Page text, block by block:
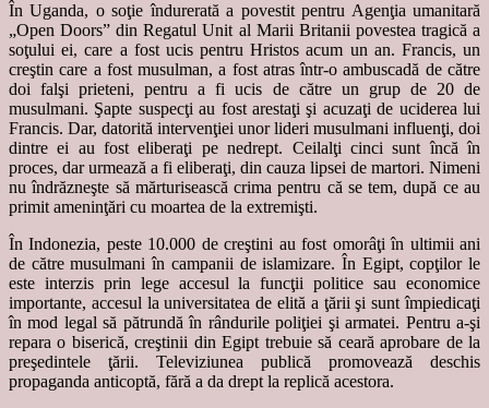
În Uganda, o soţie îndurerată a povestit pentru Agenţia umanitară
„Open Doors” din Regatul Unit al Marii Britanii povestea tragică a
soţului ei, care a fost ucis pentru Hristos acum un an. Francis, un
creştin care a fost musulman, a fost atras într-o ambuscadă de către
doi falşi prieteni, pentru a fi ucis de către un grup de 20 de
musulmani. Şapte suspecţi au fost arestaţi şi acuzaţi de uciderea lui
Francis. Dar, datorită intervenţiei unor lideri musulmani influenţi, doi
dintre ei au fost eliberaţi pe nedrept. Ceilalţi cinci sunt încă în
proces, dar urmează a fi eliberaţi, din cauza lipsei de martori. Nimeni
nu îndrăzneşte să mărturisească crima pentru că se tem, după ce au
primit ameninţări cu moartea de la extremişti.
În Indonezia, peste 10.000 de creştini au fost omorâţi în ultimii ani
de către musulmani în campanii de islamizare. În Egipt, copţilor le
este interzis prin lege accesul la funcţii politice sau economice
importante, accesul la universitatea de elită a ţării şi sunt împiedicaţi
în mod legal să pătrundă în rândurile poliţiei şi armatei. Pentru a-şi
repara o biserică, creştinii din Egipt trebuie să ceară aprobare de la
preşedintele ţării. Televiziunea publică promovează deschis
propaganda anticoptă, fără a da drept la replică acestora.